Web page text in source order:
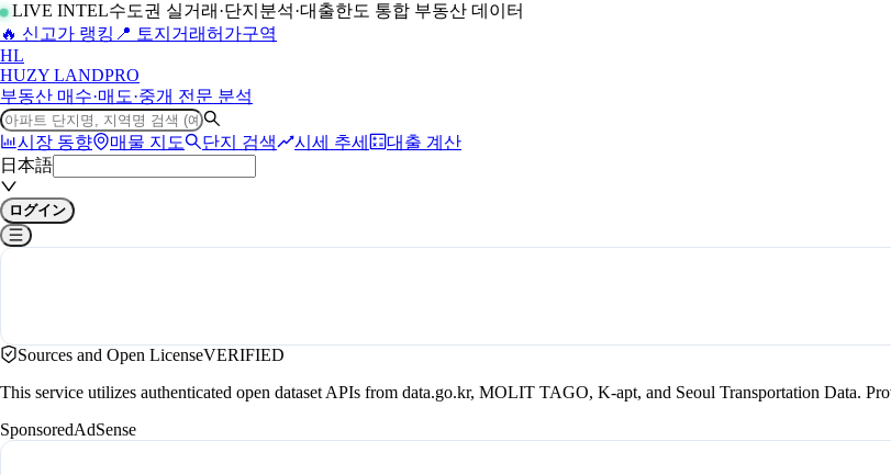
LIVE INTEL수도권 실거래·단지분석·대출한도 통합 부동산 데이터
🔥 신고가 랭킹 📍 토지거래허가구역
HL
HUZY LANDPRO
부동산 매수·매도·중개 전문 분석
시장 동향 매물 지도 단지 검색 시세 추세
대출 계산
日本語
ログイン
Sources and Open LicenseVERIFIED
This service utilizes authenticated open dataset APIs from data.go.kr, MOLIT TAGO, K-apt, and Seoul Transportation Data.
SponsoredAdSense